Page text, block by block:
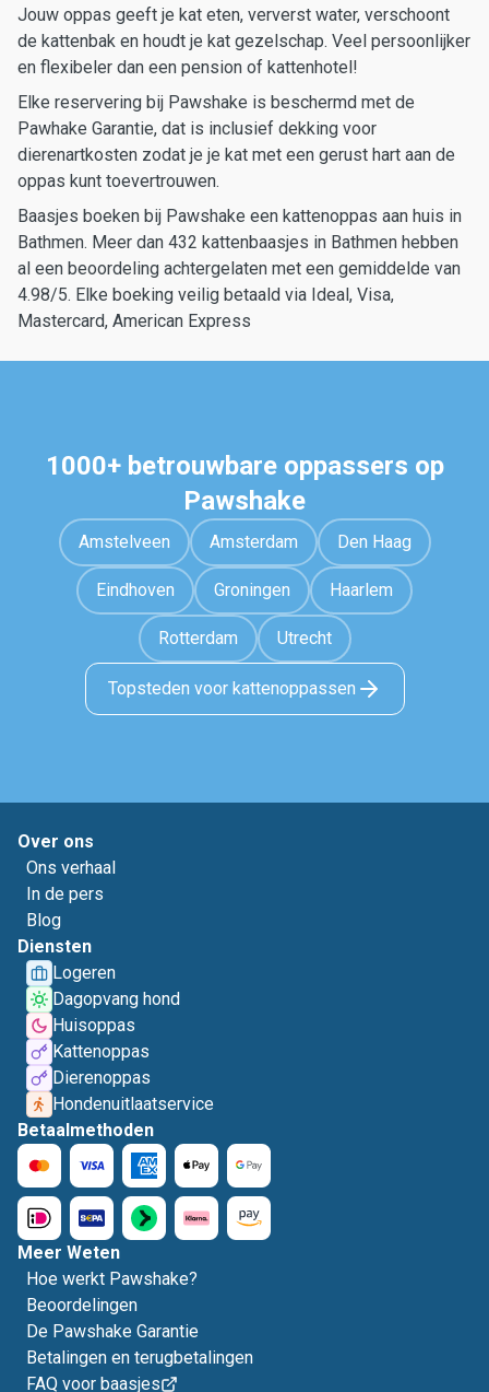
Jouw oppas geeft je kat eten, ververst water, verschoont
de kattenbak en houdt je kat gezelschap. Veel persoonlijker
en flexibeler dan een pension of kattenhotel!
Elke reservering bij Pawshake is beschermd met de
Pawhake Garantie, dat is inclusief dekking voor
dierenartkosten zodat je je kat met een gerust hart aan de
oppas kunt toevertrouwen.
Baasjes boeken bij Pawshake een kattenoppas aan huis in
Bathmen. Meer dan 432 kattenbaasjes in Bathmen hebben
al een beoordeling achtergelaten met een gemiddelde van
4.98/5. Elke boeking veilig betaald via Ideal, Visa,
Mastercard, American Express
1000+ betrouwbare oppassers op
Pawshake
Amstelveen Amsterdam Den Haag
Eindhoven Groningen Haarlem
Rotterdam Utrecht
Topsteden voor kattenoppassen
Over ons
Ons verhaal
In de pers
Blog
Diensten
Logeren
Dagopvang hond
Huisoppas
Kattenoppas
Dierenoppas
Hondenuitlaatservice
Betaalmethoden
Meer Weten
Hoe werkt Pawshake?
Beoordelingen
De Pawshake Garantie
Betalingen en terugbetalingen
FAQ voor baasjes